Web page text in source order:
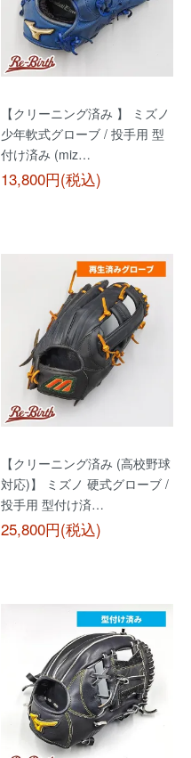
【クリーニング済み 】 ミズノ
少年軟式グローブ / 投手用 型
付け済み (miz…
13,800円(税込)
【クリーニング済み (高校野球
対応)】 ミズノ 硬式グローブ /
投手用 型付け済…
25,800円(税込)